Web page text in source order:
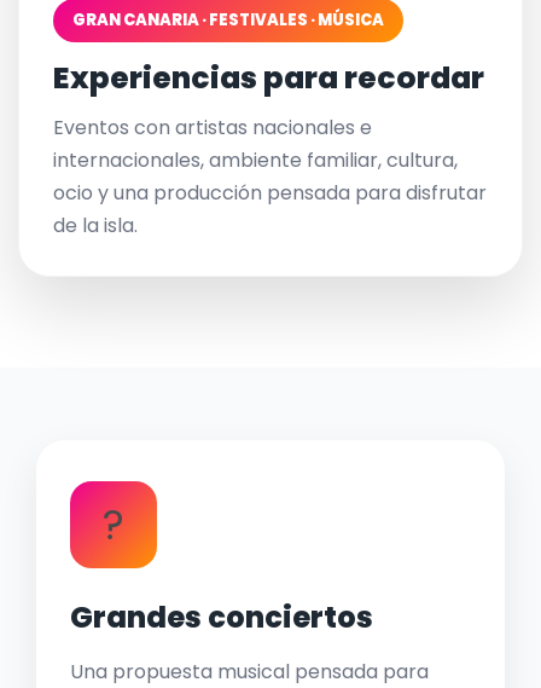
GRAN CANARIA · FESTIVALES · MÚSICA
Experiencias para recordar
Eventos con artistas nacionales e
internacionales, ambiente familiar, cultura,
ocio y una producción pensada para disfrutar
de la isla.
?
Grandes conciertos
Una propuesta musical pensada para